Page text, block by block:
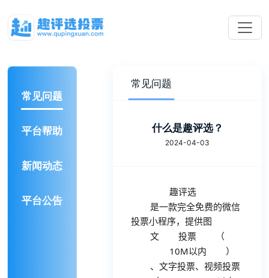
常见问题
平台帮助
新闻动态
平台公告
常见问题
什么是趣评选？
2024-04-03
趣评选
是一款完全免费的微信
投票小程序，提供图
文 投票 （
10M以内 ）
、文字投票、视频投票